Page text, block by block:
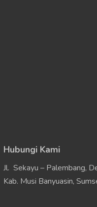
Hubungi Kami
Jl. Sekayu – Palembang,
Kab. Musi Banyuasin,